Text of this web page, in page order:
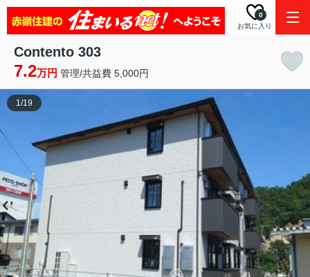
お気に入り
0
Contento 303
7.2万円 管理/共益費 5,000円
1/19